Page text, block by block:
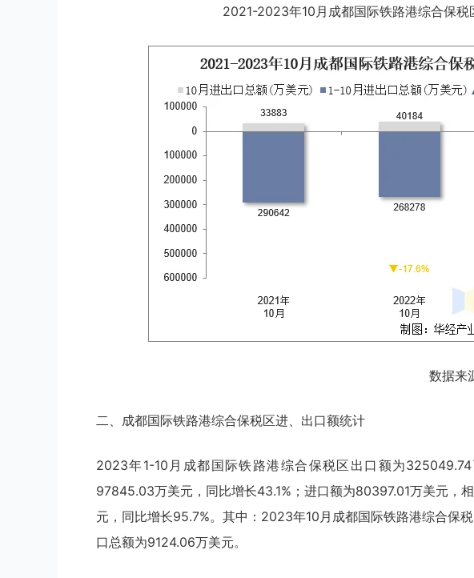
2021-2023年10月成都国际铁路港综合保税
数据来
二、成都国际铁路港综合保税区进、出口额统计
2023年1-10月成都国际铁路港综合保税区出口额为
97845.03万美元，同比增长43.1%；进口额为80397.01万美元，
元，同比增长95.7%。其中：2023年10月成都国际铁路港综合保
口总额为9124.06万美元。